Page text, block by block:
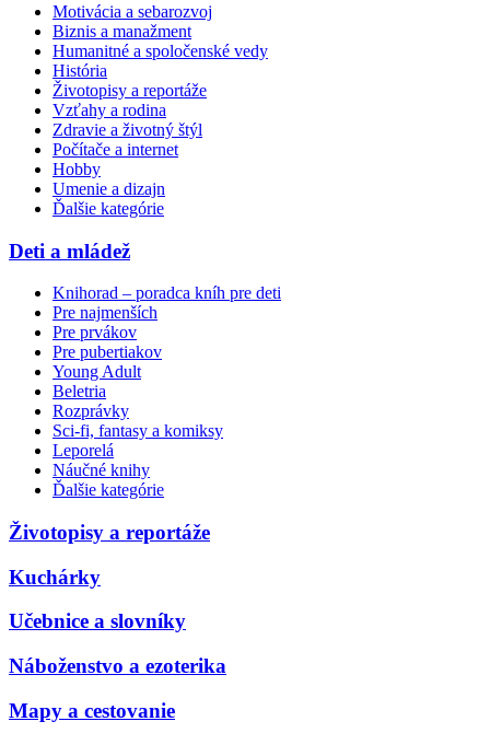
Motivácia a sebarozvoj
Biznis a manažment
Humanitné a spoločenské vedy
História
Životopisy a reportáže
Vzťahy a rodina
Zdravie a životný štýl
Počítače a internet
Hobby
Umenie a dizajn
Ďalšie kategórie
Deti a mládež
Knihorad – poradca kníh pre deti
Pre najmenších
Pre prvákov
Pre pubertiakov
Young Adult
Beletria
Rozprávky
Sci-fi, fantasy a komiksy
Leporelá
Náučné knihy
Ďalšie kategórie
Životopisy a reportáže
Kuchárky
Učebnice a slovníky
Náboženstvo a ezoterika
Mapy a cestovanie